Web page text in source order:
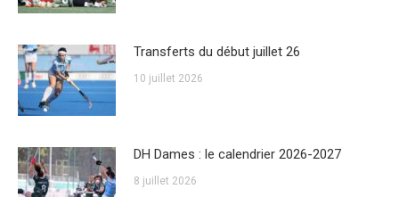
Transferts du début juillet 26
10 juillet 2026
DH Dames : le calendrier 2026-2027
8 juillet 2026